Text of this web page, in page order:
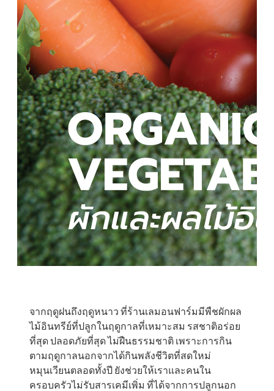
จากฤดูฝนถึงฤดูหนาว ที่ร้านเลมอนฟาร์มมีพืชผักผล
ไม้อินทรีย์ที่ปลูกในฤดูกาลที่เหมาะสม รสชาติอร่อย
ที่สุด ปลอดภัยที่สุด ไม่ฝืนธรรมชาติ เพราะการกิน
ตามฤดูกาลนอกจากได้กินพลังชีวิตที่สดใหม่
หมุนเวียนตลอดทั้งปี ยังช่วยให้เราและคนใน
ครอบครัวไม่รับสารเคมีเพิ่ม ที่ได้จากการปลูกนอก